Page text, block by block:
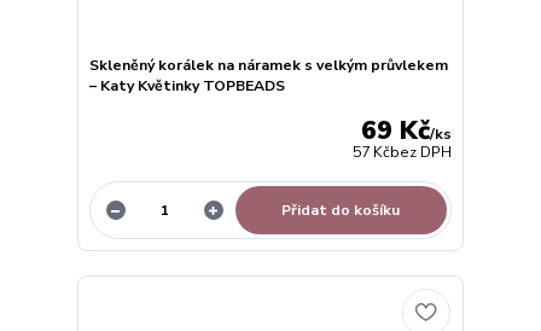
Skleněný korálek na náramek s velkým průvlekem
– Katy Květinky TOPBEADS
69 Kč/ks
57 Kčbez DPH
Přidat do košíku